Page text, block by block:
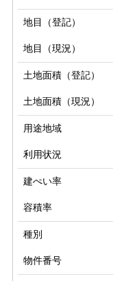
地目（登記）
地目（現況）
土地面積（登記）
土地面積（現況）
用途地域
利用状況
建ぺい率
容積率
種別
物件番号